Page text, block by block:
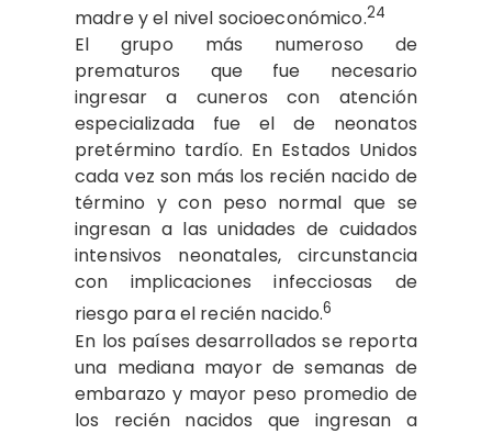
madre y el nivel socioeconómico.24
El grupo más numeroso de
prematuros que fue necesario
ingresar a cuneros con atención
especializada fue el de neonatos
pretérmino tardío. En Estados Unidos
cada vez son más los recién nacido de
término y con peso normal que se
ingresan a las unidades de cuidados
intensivos neonatales, circunstancia
con implicaciones infecciosas de
riesgo para el recién nacido.6
En los países desarrollados se reporta
una mediana mayor de semanas de
embarazo y mayor peso promedio de
los recién nacidos que ingresan a